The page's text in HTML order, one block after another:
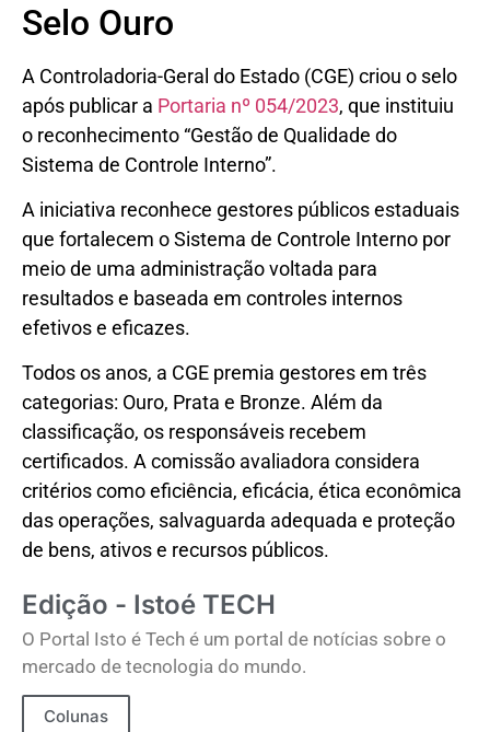
Selo Ouro
A Controladoria-Geral do Estado (CGE) criou o selo
após publicar a Portaria nº 054/2023, que instituiu
o reconhecimento “Gestão de Qualidade do
Sistema de Controle Interno”.
A iniciativa reconhece gestores públicos estaduais
que fortalecem o Sistema de Controle Interno por
meio de uma administração voltada para
resultados e baseada em controles internos
efetivos e eficazes.
Todos os anos, a CGE premia gestores em três
categorias: Ouro, Prata e Bronze. Além da
classificação, os responsáveis recebem
certificados. A comissão avaliadora considera
critérios como eficiência, eficácia, ética econômica
das operações, salvaguarda adequada e proteção
de bens, ativos e recursos públicos.
Edição - Istoé TECH
O Portal Isto é Tech é um portal de notícias sobre o
mercado de tecnologia do mundo.
Colunas